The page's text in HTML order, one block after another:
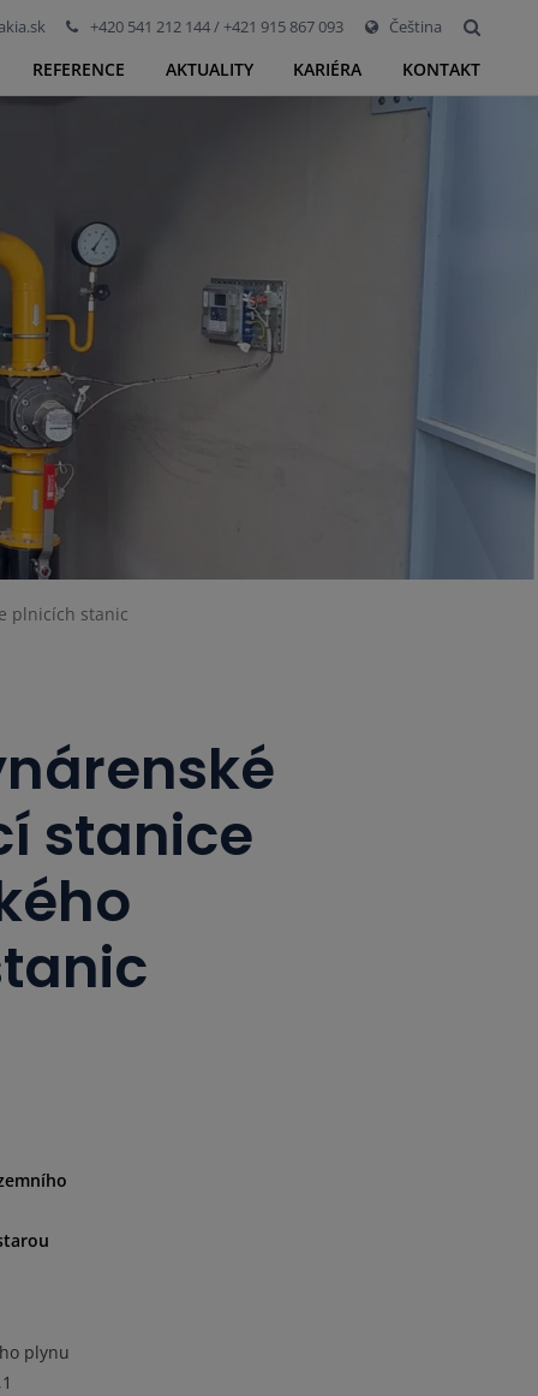
+420 541 212 144 / +421 915 867 093 Čeština
REFERENCE AKTUALITY KARIÉRA KONTAKT
plnicích stanic
stanice
plynu